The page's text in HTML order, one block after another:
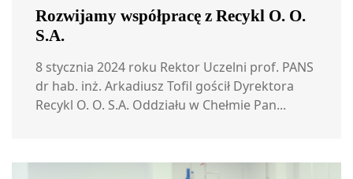
Rozwijamy współpracę z Recykl O. O.
S.A.
8 stycznia 2024 roku Rektor Uczelni prof. PANS
dr hab. inż. Arkadiusz Tofil gościł Dyrektora
Recykl O. O. S.A. Oddziału w Chełmie Pan...